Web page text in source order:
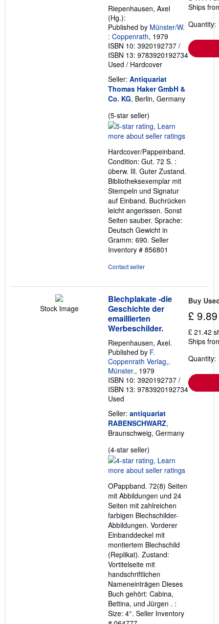
p
i
g
r
a
t
e
s
Riepenhausen, Axel
(Hg.):
Published by Münster/W.
: Coppenrath, 1979
ISBN 10: 3920192737 /
ISBN 13: 9783920192734
Used / Hardcover
Seller: Antiquariat
Thomas Haker GmbH &
Co. KG, Berlin, Germany
(5-star seller)
rating
5
of
5
stars
Hardcover/Pappeinband.
Condition: Gut. 72 S. :
überw. Ill. Guter Zustand.
Bibliotheksexemplar mit
Stempeln und Signatur
auf Einband. Buchrücken
leicht angerissen. Sonst
Seiten sauber. Sprache:
Deutsch Gewicht in
Gramm: 690. Seller
Inventory # 856801
Contact seller
Ships
Quantity:
Stock Image
Blechplakate -die
Geschichte der
emaillierten
Werbeschilder.
Riepenhausen, Axel.
Published by F.
Coppenrath Verlag,,
Münster., 1979
ISBN 10: 3920192737 /
ISBN 13: 9783920192734
Used
Seller: antiquariat
RABENSCHWARZ,
Braunschweig, Germany
(4-star seller)
rating
4
of
5
stars
OPappband. 72(8) Seiten
mit Abbildungen und 24
Seiten mit zahlreichen
farbigen Blechschilder-
Abbildungen. Vorderer
Einbanddeckel mit
montiertem Blechschild
(Replikat). Zustand:
Vortitelseite mit
handschriftlichen
Nameneinträgen Dieses
Buch gehört: Cabina,
Bettina, und Jürgen . :
Size: 4°. Seller Inventory
Buy
£ 9.89
£ 21.42
Ships
Quantity: